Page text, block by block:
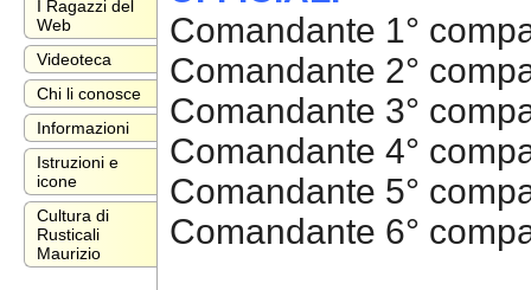
I Ragazzi del
Web
Videoteca
Chi li conosce
Informazioni
Istruzioni e
icone
Cultura di
Rusticali
Maurizio
Comandante 1°
Comandante 2°
Comandante 3°
Comandante 4°
Comandante 5°
Comandante 6°